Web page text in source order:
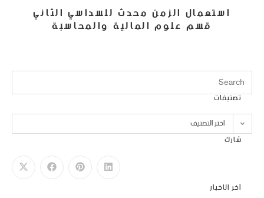
استعمال الزمن محدث للسداسي الثاني
قسم علوم المالية والمحاسبة
تصنيفات
اختر التصنيف
شارك
آخر الاخبار